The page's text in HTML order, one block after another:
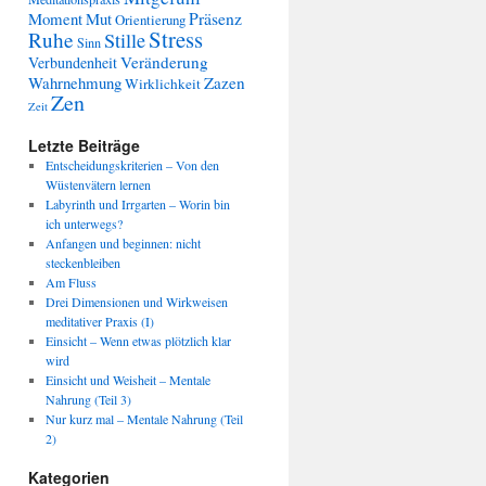
MomentMutOrientierungPräsenz
Ruhe SinnStilleStress
VerbundenheitVeränderung
WahrnehmungWirklichkeitZazen
Zeit Zen
Letzte Beiträge
Entscheidungskriterien – Von den
Wüstenvätern lernen
Labyrinth und Irrgarten – Worin bin
ich unterwegs?
Anfangen und beginnen: nicht
steckenbleiben
Am Fluss
Drei Dimensionen und Wirkweisen
meditativer Praxis (I)
Einsicht – Wenn etwas plötzlich klar
wird
Einsicht und Weisheit – Mentale
Nahrung (Teil 3)
Nur kurz mal – Mentale Nahrung (Teil
2)
Kategorien